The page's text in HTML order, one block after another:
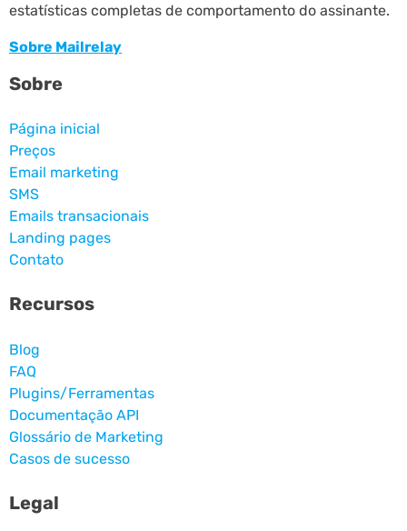
estatísticas completas de comportamento do assinante.
Sobre Mailrelay
Sobre
Página inicial
Preços
Email marketing
SMS
Emails transacionais
Landing pages
Contato
Recursos
Blog
FAQ
Plugins/Ferramentas
Documentação API
Glossário de Marketing
Casos de sucesso
Legal